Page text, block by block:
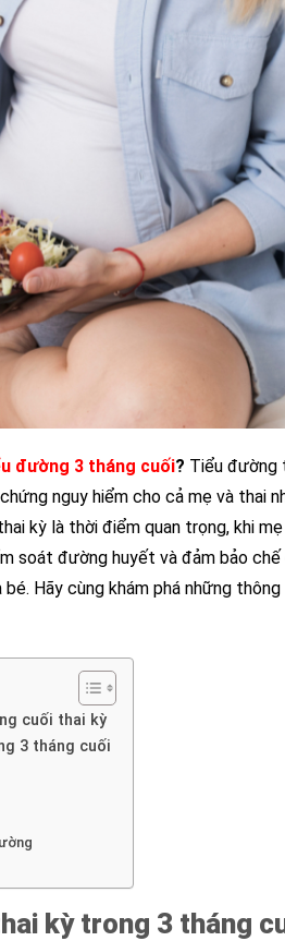
đường 3 tháng cuối? Tiểu đường
nguy hiểm cho cả mẹ và thai
kỳ là thời điểm quan trọng, khi
soát đường huyết và đảm bảo
Hãy cùng khám phá những
cuối thai kỳ
3 tháng cuối
kỳ trong 3 tháng